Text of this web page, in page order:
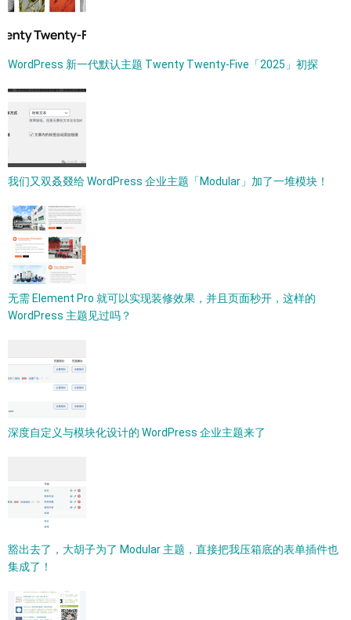
WordPress 新一代默认主题 Twenty Twenty-Five「2025」初探
我们又双叒叕给 WordPress 企业主题「Modular」加了一堆模块！
无需 Element Pro 就可以实现装修效果，并且页面秒开，这样的
WordPress 主题见过吗？
深度自定义与模块化设计的 WordPress 企业主题来了
豁出去了，大胡子为了 Modular 主题，直接把我压箱底的表单插件也
集成了！